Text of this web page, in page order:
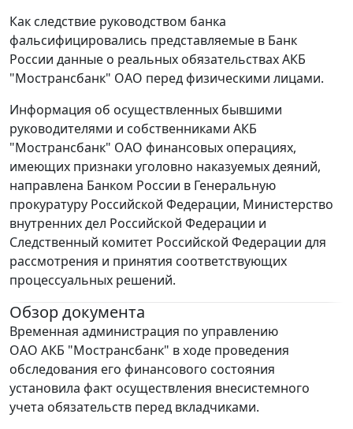
Как следствие руководством банка
фальсифицировались представляемые в Банк
России данные о реальных обязательствах АКБ
"Мострансбанк" ОАО перед физическими лицами.
Информация об осуществленных бывшими
руководителями и собственниками АКБ
"Мострансбанк" ОАО финансовых операциях,
имеющих признаки уголовно наказуемых деяний,
направлена Банком России в Генеральную
прокуратуру Российской Федерации, Министерство
внутренних дел Российской Федерации и
Следственный комитет Российской Федерации для
рассмотрения и принятия соответствующих
процессуальных решений.
Обзор документа
Временная администрация по управлению
ОАО АКБ "Мострансбанк" в ходе проведения
обследования его финансового состояния
установила факт осуществления внесистемного
учета обязательств перед вкладчиками.